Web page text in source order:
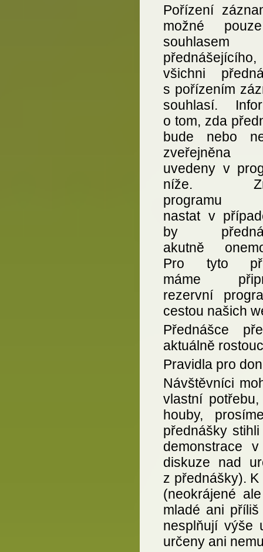
Pořízení
možné
souhlasem
všichni
s pořízením
souhlasí.
o tom, zda
bude nebo
zveřejněna
uvedeny v
níže.
programu
nastat v
by
akutně
Pro tyto
máme
rezervní
cestou našich
Přednášce
aktuálně
Pravidla pro
Návštěvníci
vlastní
houby,
přednášky
demonstrace
diskuze nad
z přednášky).
(neokrájené
mladé ani
nesplňují výše
určeny ani